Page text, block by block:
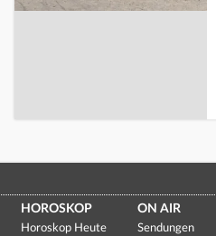
HOROSKOP
Horoskop Heute
ON AIR
Sendungen